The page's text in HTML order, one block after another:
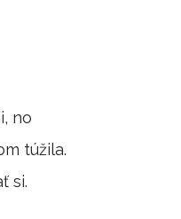
no
túžila.
si.